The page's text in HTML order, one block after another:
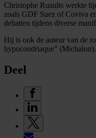
Christophe Ruaults werkte
zoals GDF Suez of Coviva
debatten tijdens diverse
Hij is ook de auteur van de
hypocondriaque” (Michalon).
Deel